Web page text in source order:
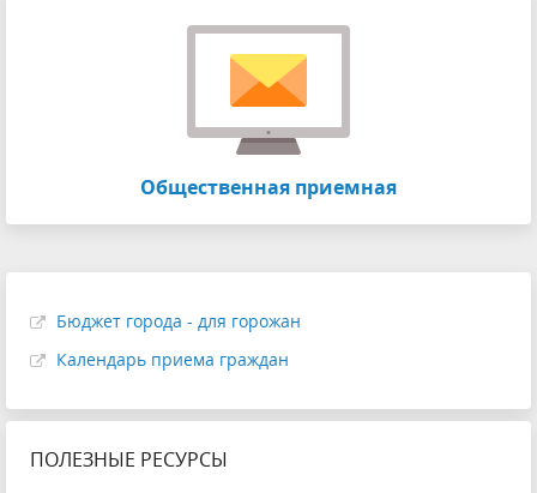
Общественная приемная
Бюджет города - для горожан
Календарь приема граждан
ПОЛЕЗНЫЕ РЕСУРСЫ